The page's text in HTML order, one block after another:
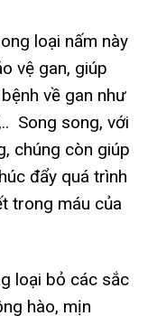
loại nấm này
vệ gan, giúp
về gan như
Song song, với
chúng còn giúp
đẩy quá trình
trong máu của
loại bỏ các sắc
hào, mịn